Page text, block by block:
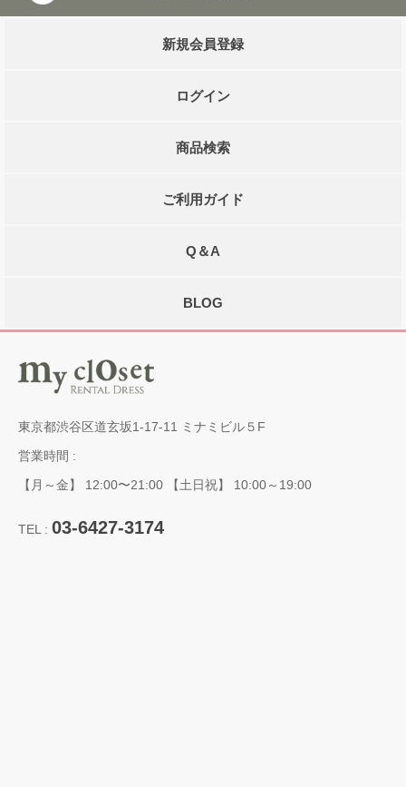
新規会員登録
ログイン
商品検索
ご利用ガイド
Q＆A
BLOG
東京都渋谷区道玄坂1-17-11 ミナミビル５F
営業時間 :
【月～金】 12:00〜21:00 【土日祝】 10:00～19:00
TEL : 03-6427-3174